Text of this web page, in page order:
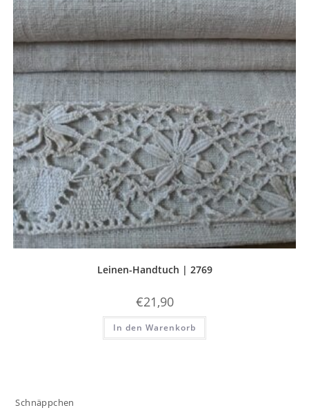
Leinen-Handtuch | 2769
€21,90
In den Warenkorb
Schnäppchen